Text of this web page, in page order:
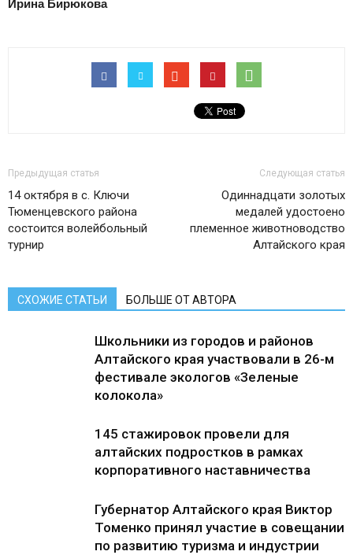
Ирина Бирюкова
Предыдущая статья
14 октября в с. Ключи
Тюменцевского района
состоится волейбольный
турнир
Следующая статья
Одиннадцати золотых
медалей удостоено
племенное животноводство
Алтайского края
СХОЖИЕ СТАТЬИ БОЛЬШЕ ОТ АВТОРА
Школьники из городов и районов
Алтайского края участвовали в 26-м
фестивале экологов «Зеленые
колокола»
145 стажировок провели для
алтайских подростков в рамках
корпоративного наставничества
Губернатор Алтайского края Виктор
Томенко принял участие в совещании
по развитию туризма и индустрии